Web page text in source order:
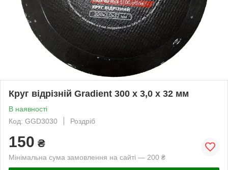
Круг відрізній Gradient 300 x 3,0 x 32 мм
В наявності
Код: GGD3030
Роздріб
150 ₴
Мінімальна сума замовлення на сайті — 200 ₴